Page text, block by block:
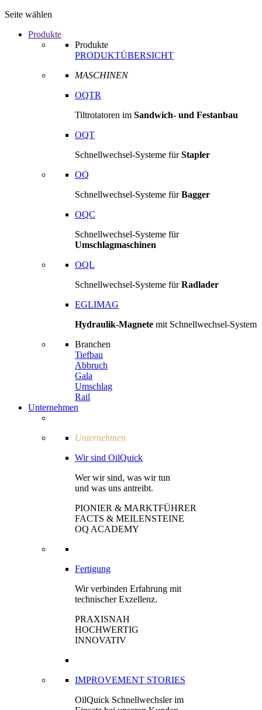
Seite wählen
Produkte
Produkte
PRODUKTÜBERSICHT
MASCHINEN
OQTR
Tiltrotatoren im Sandwich- und Festanbau
OQT
Schnellwechsel-Systeme fürStapler
OQ
Schnellwechsel-Systeme fürBagger
OQC
Schnellwechsel-Systeme für
Umschlagmaschinen
OQL
Schnellwechsel-Systeme fürRadlader
EGLIMAG
Hydraulik-Magnete mit Schnellwechsel-System
Branchen
Tiefbau
Abbruch
Gala
Umschlag
Rail
Unternehmen
Unternehmen
Wir sind OilQuick
Wer wir sind, was wir tun
und was uns antreibt.
PIONIER & MARKTFÜHRER
FACTS & MEILENSTEINE
OQ ACADEMY
Fertigung
Wir verbinden Erfahrung mit
technischer Exzellenz.
PRAXISNAH
HOCHWERTIG
INNOVATIV
IMPROVEMENT STORIES
OilQuick Schnellwechsler im